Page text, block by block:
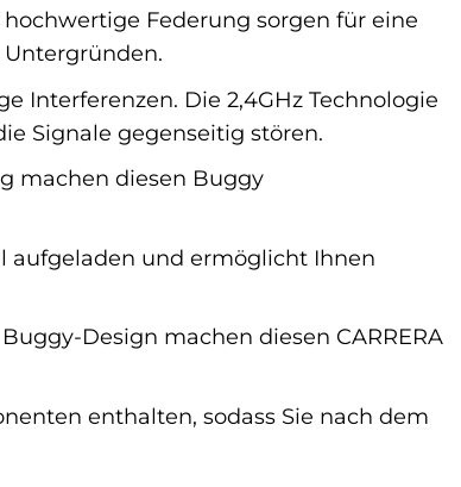
Federung sorgen für eine
Interferenzen. Die 2,4GHz Technologie
Signale gegenseitig stören.
machen diesen Buggy
aufgeladen und ermöglicht Ihnen
Design machen diesen CARRERA
enthalten, sodass Sie nach dem